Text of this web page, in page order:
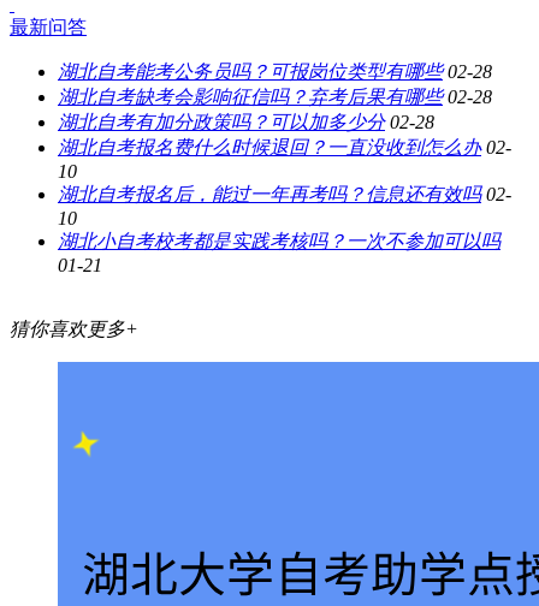
最新问答
湖北自考能考公务员吗？可报岗位类型有哪些 02-28
湖北自考缺考会影响征信吗？弃考后果有哪些 02-28
湖北自考有加分政策吗？可以加多少分 02-28
湖北自考报名费什么时候退回？一直没收到怎么办 02-
10
湖北自考报名后，能过一年再考吗？信息还有效吗 02-
10
湖北小自考校考都是实践考核吗？一次不参加可以吗
01-21
猜你喜欢更多+